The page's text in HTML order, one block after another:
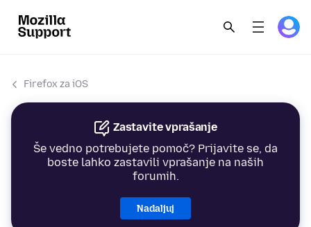
Firefox za iOS
Zastavite vprašanje
Še vedno potrebujete pomoč? Prijavite se, da
boste lahko zastavili vprašanje na naših
forumih.
Nadaljuj